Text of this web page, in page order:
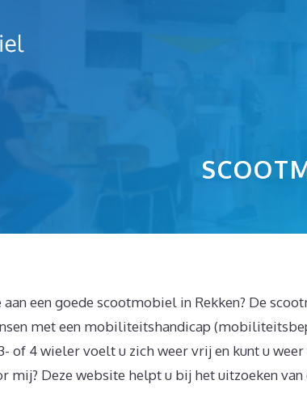
een goede scootmobiel in Rekken? De
met een mobiliteitshandicap
of 4 wieler voelt u zich weer vrij en kunt u
mij? Deze website helpt u bij het uitzoeken van